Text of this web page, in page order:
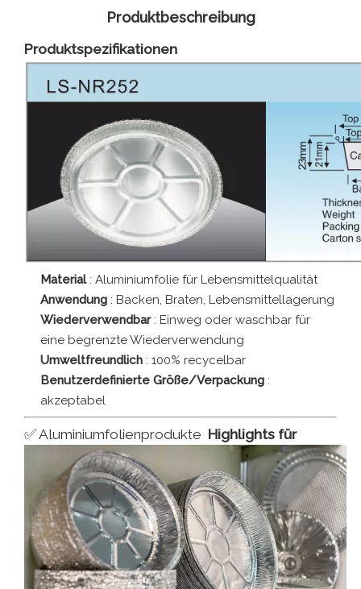
Produktbeschreibung
Produktspezifikationen
Material : Aluminiumfolie für Lebensmittelqualität
Anwendung : Backen, Braten, Lebensmittellagerung
Wiederverwendbar : Einweg oder waschbar für
eine begrenzte Wiederverwendung
Umweltfreundlich : 100% recycelbar
Benutzerdefinierte Größe/Verpackung :
akzeptabel
✅ Aluminiumfolienprodukte Highlights für